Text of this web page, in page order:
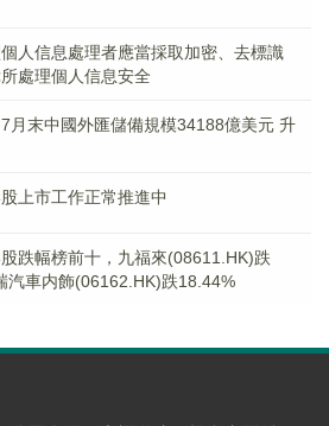
人信息處理者應當採取加密、去標識
處理個人信息安全
月末中國外匯儲備規模34188億美元 升
上市工作正常推進中
股跌幅榜前十，九福來(08611.HK)跌
汽車内飾(06162.HK)跌18.44%